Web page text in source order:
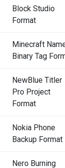
Block Studio
Format
Minecraft
Binary Tag
NewBlue Titler
Pro Project
Format
Nokia Phone
Backup Format
Nero Burning